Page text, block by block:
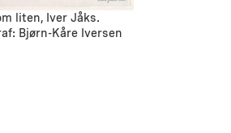
liten, Iver Jåks.
Bjørn-Kåre Iversen